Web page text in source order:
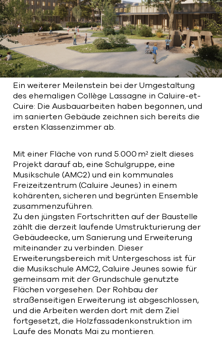
Ein weiterer Meilenstein bei der Umgestaltung
des ehemaligen Collège Lassagne in Caluire-et-
Cuire: Die Ausbauarbeiten haben begonnen, und
im sanierten Gebäude zeichnen sich bereits die
ersten Klassenzimmer ab.
Mit einer Fläche von rund 5.000 m² zielt dieses
Projekt darauf ab, eine Schulgruppe, eine
Musikschule (AMC2) und ein kommunales
Freizeitzentrum (Caluire Jeunes) in einem
kohärenten, sicheren und begrünten Ensemble
zusammenzuführen.
Zu den jüngsten Fortschritten auf der Baustelle
zählt die derzeit laufende Umstrukturierung der
Gebäudeecke, um Sanierung und Erweiterung
miteinander zu verbinden. Dieser
Erweiterungsbereich mit Untergeschoss ist für
die Musikschule AMC2, Caluire Jeunes sowie für
gemeinsam mit der Grundschule genutzte
Flächen vorgesehen. Der Rohbau der
straßenseitigen Erweiterung ist abgeschlossen,
und die Arbeiten werden dort mit dem Ziel
fortgesetzt, die Holzfassadenkonstruktion im
Laufe des Monats Mai zu montieren.
Autumn | Patriarche
Contractant général
Myah | Patriarche
Contractant général d’aménagement
intérieur
February | Patriarche
Concepteur de solutions digitales
appliquées au bâtiment
Exploitant, fournisseur de services et
animateur d’espaces